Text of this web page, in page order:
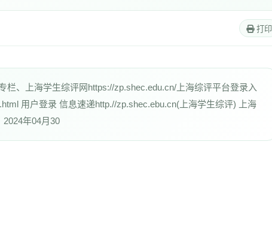
打印
栏、上海学生综评网https://zp.shec.edu.cn/上海综评平台登录入
用户登录 信息速递http.//zp.shec.ebu.cn(上海学生综评) 上海
年04月30